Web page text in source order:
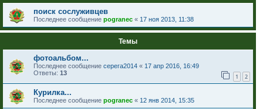
поиск сослуживцев
Последнее сообщение pogranec « 17 ноя 2013, 11:38
Темы
фотоальбом...
Последнее сообщение серега2014 « 17 апр 2016, 16:49
Ответы: 13 1 2
Курилка...
Последнее сообщение pogranec « 12 янв 2014, 15:35